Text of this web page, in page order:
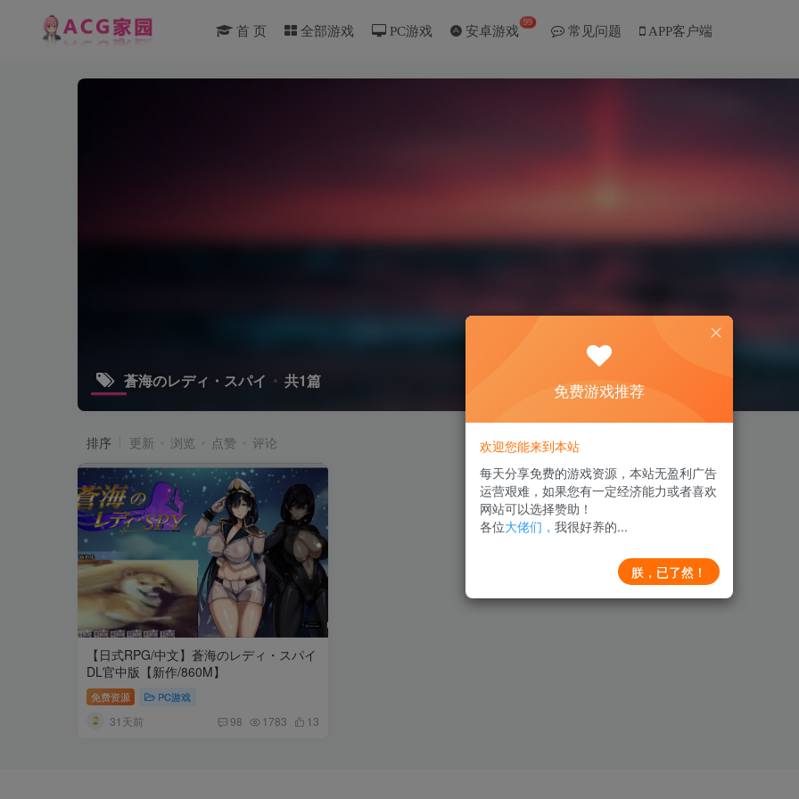
首 页 全部游戏 PC游戏 安卓游戏
99
常见问题 APP客户端
蒼海のレディ・スパイ 共1篇
排序 更新 浏览 点赞 评论
【日式RPG/中文】蒼海のレディ・スパイ
DL官中版【新作/860M】
免费资源 PC游戏
31天前 98 1783 13
免费游戏推荐
欢迎您能来到本站
每天分享免费的游戏资源，本站无盈利广告
运营艰难，如果您有一定经济能力或者喜欢
网站可以选择赞助！
各位大佬们， 我很好养的...
朕，已了然！